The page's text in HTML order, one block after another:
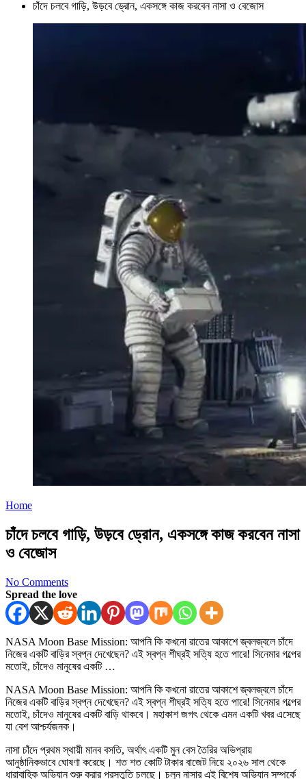
চাঁদে চলবে গাড়ি, উড়বে ড্রোন, একসঙ্গে কাজ করবেন নাসা ও বেজোস
Home
চাঁদে চলবে গাড়ি, উড়বে ড্রোন, একসঙ্গে কাজ করবেন নাসা
ও বেজোস
No Comments
Spread the love
NASA Moon Base Mission: আপনি কি কখনো রাতের আকাশে জ্বলজ্বলে চাঁদে
নিজের একটি বাড়ির স্বপ্ন দেখেছেন? এই স্বপ্ন শীঘ্রই সত্যি হতে পারে! সিনেমার গল্পের
মতোই, চাঁদেও মানুষের একটি …
NASA Moon Base Mission: আপনি কি কখনো রাতের আকাশে জ্বলজ্বলে চাঁদে
নিজের একটি বাড়ির স্বপ্ন দেখেছেন? এই স্বপ্ন শীঘ্রই সত্যি হতে পারে! সিনেমার গল্পের
মতোই, চাঁদেও মানুষের একটি বাড়ি থাকবে। মহাকাশ জগৎ থেকে এমন একটি খবর এসেছে
যা বেশ আশ্চর্যজনক।
নাসা চাঁদে প্রথম স্থায়ী মানব বসতি, অর্থাৎ একটি মুন বেস তৈরির অভিপ্রায়
আনুষ্ঠানিকভাবে ঘোষণা করেছে। শত শত কোটি টাকার বাজেট নিয়ে ২০২৬ সাল থেকে
ধারাবাহিক অভিযান শুরু করার প্রস্তুতি চলছে। চলুন নাসার এই বিশেষ অভিযান সম্পর্কে